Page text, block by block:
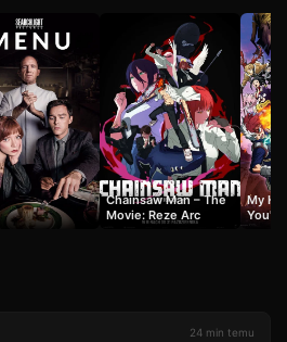
Chainsaw Man – The
Movie: Reze Arc
My
You're
24 min temu